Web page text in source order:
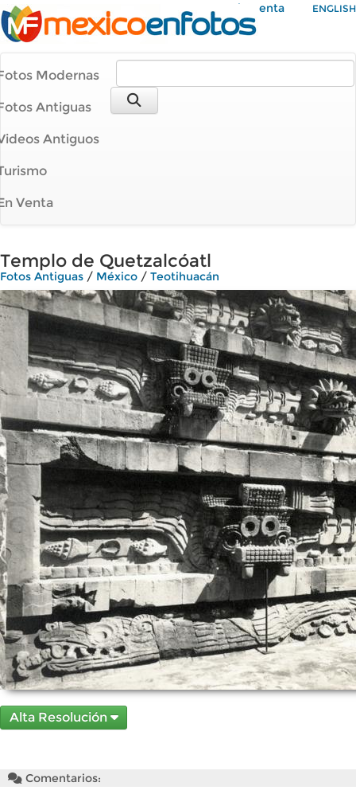
Mi Cuenta ENGLISH
Modernas
Antiguas
Antiguos
Venta
Templo de Quetzalcóatl
Fotos Antiguas / México / Teotihuacán
Alta Resolución
Comentarios: